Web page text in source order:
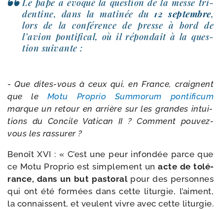
Le pape a évo­qué la ques­tion de la messe tri­
den­tine, dans la mati­née du 12 sep­tembre,
lors de la confé­rence de presse à bord de
l’avion pon­ti­fi­cal, où il répon­dait à la ques­
tion suivante :
-Que dites-​vous à ceux qui, en France, craignent
que le Motu Proprio Summorum pon­ti­fi­cum
marque un retour en arrière sur les grandes intui­
tions du Concile Vatican II ? Comment pouvez-​
vous les rassurer ?
Benoît XVI : « C’est une peur infon­dée parce que
ce Motu Proprio est sim­ple­ment un acte de tolé­
rance, dans un but pas­to­ralpour des per­sonnes
qui ont été for­mées dans cette litur­gie, l’aiment,
la connaissent, et veulent vivre avec cette litur­gie.